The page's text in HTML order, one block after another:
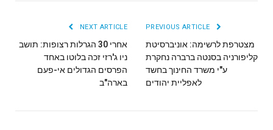
מצטרפת לרשימה: אוניברסיטת
קליפורניה בסנטה ברברה נחקרת
ע"י משרד החינוך בחשד
לאפליית יהודים
NEXT ARTICLE
אחרי 30 הגרלות רצופות: תושב
ניו ג'רזי זכה בלוטו באחד
הפרסים הגדולים אי-פעם
בארה"ב